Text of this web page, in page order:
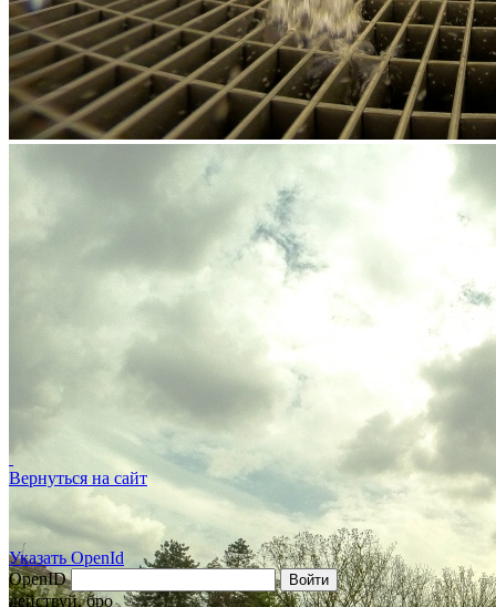
Вернуться на сайт
Указать OpenId
OpenID
Войти
действуй, бро